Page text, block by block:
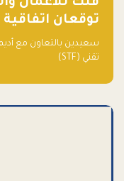
فلك للأعمال
توقعان
جريء تقني (STF) - مشغل من قبل فـلك
سعيدين بالتعاون مع
تقني (STF)